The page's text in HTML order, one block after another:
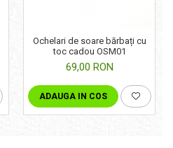
Ochelari de soare bărbați cu
toc cadou OSM01
69,00 RON
ADAUGA IN COS